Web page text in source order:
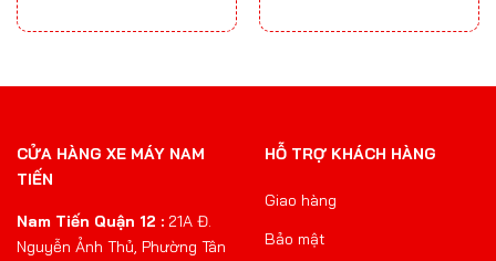
CỬA HÀNG XE MÁY NAM
TIẾN
Nam Tiến Quận 12 : 21A Đ.
Nguyễn Ảnh Thủ, Phường Tân
HỖ TRỢ KHÁCH HÀNG
Giao hàng
Bảo mật